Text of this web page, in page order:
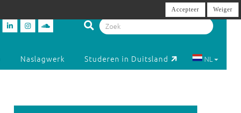
Naslagwerk Studeren in Duitsland NL
Accepteer Weiger